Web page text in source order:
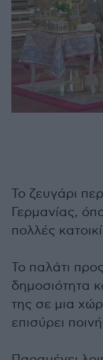
Το ζευγάρι
Γερμανίας,
πολλές
Το παλάτι
δημοσιότητα
της σε μια
επισύρει